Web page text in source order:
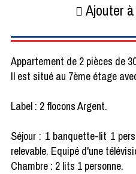
Ajouter
Appartement de 2 pièces de
Il est situé au 7ème étage
Label : 2 flocons Argent.
Séjour : 1 banquette-lit 1
relevable. Equipé d'une
Chambre : 2 lits 1 personne.